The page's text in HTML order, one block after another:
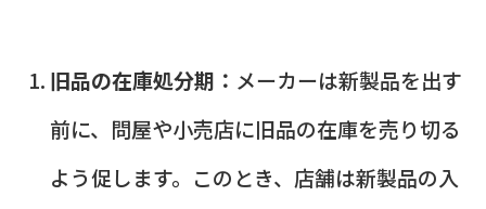
旧品の在庫処分期： メーカーは新製品を出す
前に、問屋や小売店に旧品の在庫を売り切る
よう促します。このとき、店舗は新製品の入